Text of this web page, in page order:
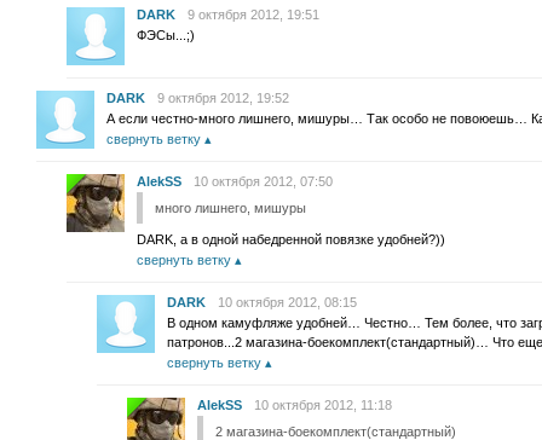
DARK
9 октября 2012, 19:51
ФЭСы...;)
DARK
9 октября 2012, 19:52
А если честно-много лишнего, мишуры… Так особо не повоюешь…
свернуть ветку
AlekSS
10 октября 2012, 07:50
много лишнего, мишуры
DARK, а в одной набедренной повязке удобней?))
свернуть ветку
DARK
10 октября 2012, 08:15
В одном камуфляже удобней… Честно… Тем более, что
патронов...2 магазина-боекомплект(стандартный)… Что
свернуть ветку
AlekSS
10 октября 2012, 11:18
2 магазина-боекомплект(стандартный)